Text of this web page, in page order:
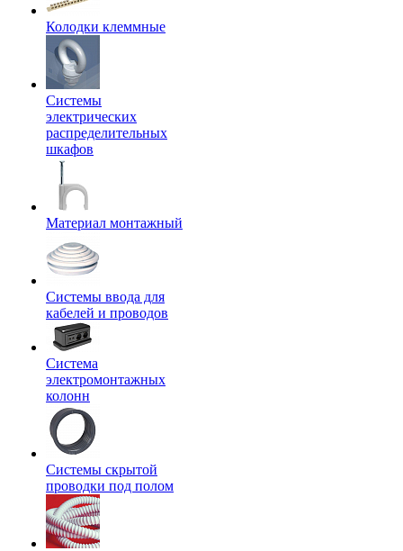
Колодки клеммные
Системы
электрических
распределительных
шкафов
Материал монтажный
Системы ввода для
кабелей и проводов
Система
электромонтажных
колонн
Системы скрытой
проводки под полом